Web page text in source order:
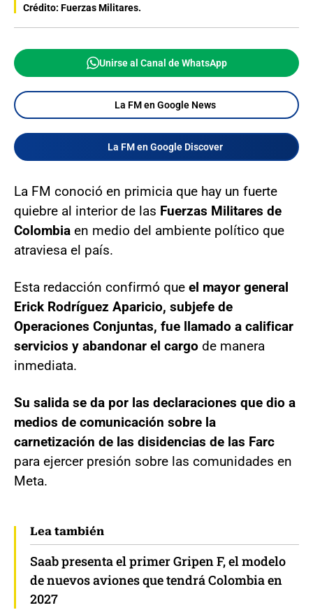
Crédito: Fuerzas Militares.
Unirse al Canal de WhatsApp
La FM en Google News
La FM en Google Discover
La FM conoció en primicia que hay un fuerte
quiebre al interior de las Fuerzas Militares de
Colombia en medio del ambiente político que
atraviesa el país.
Esta redacción confirmó que el mayor general
Erick Rodríguez Aparicio, subjefe de
Operaciones Conjuntas, fue llamado a calificar
servicios y abandonar el cargo de manera
inmediata.
Su salida se da por las declaraciones que dio a
medios de comunicación sobre la
carnetización de las disidencias de las Farc
para ejercer presión sobre las comunidades en
Meta.
Lea también
Saab presenta el primer Gripen F, el modelo
de nuevos aviones que tendrá Colombia en
2027